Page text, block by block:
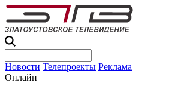
Новости Телепроекты Реклама
Онлайн